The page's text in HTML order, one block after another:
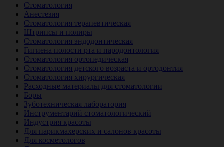
Стоматология
Анестезия
Стоматология терапевтическая
Штрипсы и полиры
Стоматология эндодонтическая
Гигиена полости рта и пародонтология
Стоматология ортопедическая
Стоматология детского возраста и ортодонтия
Стоматология хирургическая
Расходные материалы для стоматологии
Боры
Зуботехническая лаборатория
Инструментарий стоматологический
Индустрия красоты
Для парикмахерских и салонов красоты
Для косметологов